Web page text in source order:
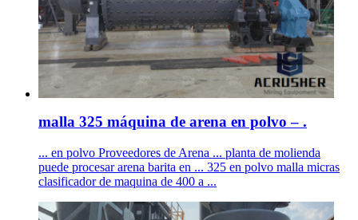
malla 325 máquina de arena en polvo – .
... en polvo Proveedores de Arena ... planta de molienda
puede procesar arena barita en ... 325 en polvo malla micras
clasificador de maquina de 400 a ...